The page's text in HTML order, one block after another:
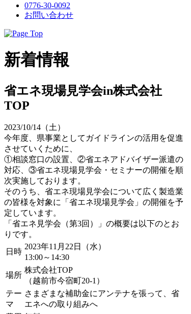
0776-30-0092
お問い合わせ
新着情報
省エネ現場見学会in株式会社
TOP
2023/10/14（土）
今年度、県事業としてガイドラインの活用を促進
させていくために、
①相談窓口の設置、②省エネアドバイザー派遣の
対応、③省エネ現場見学会・セミナーの開催を順
次実施しております。
そのうち、省エネ現場見学会について広く製造業
の皆様を対象に「省エネ現場見学会」の開催を予
定しています。
「省エネ見学会（第3回）」の概要は以下のとお
りです。
日時
2023年11月22日（水）
13:00～14:30
場所
株式会社TOP
（越前市今宿町20-1）
テー
マ
さまざまな補助金にアンテナを張って、省
エネへの取り組みへ